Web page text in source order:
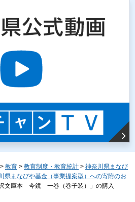
> 教育 > 教育制度・教育統計 > 神奈川県まなび
県まなびや基金（事業提案型）への寄附のお
文庫本 今鏡 一巻（巻子装）」の購入